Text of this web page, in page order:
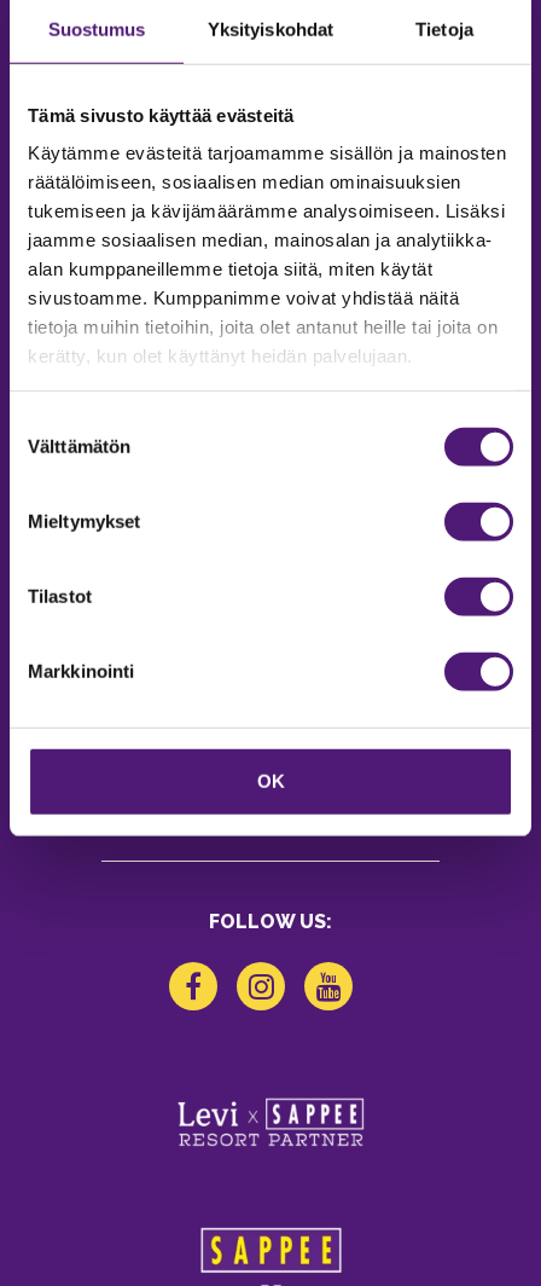
Suostumus Yksityiskohdat Tietoja
Tämä sivusto käyttää evästeitä
Käytämme evästeitä tarjoamamme sisällön ja mainosten
räätälöimiseen, sosiaalisen median ominaisuuksien
tukemiseen ja kävijämäärämme analysoimiseen. Lisäksi
jaamme sosiaalisen median, mainosalan ja analytiikka-
alan kumppaneillemme tietoja siitä, miten käytät
sivustoamme. Kumppanimme voivat yhdistää näitä
tietoja muihin tietoihin, joita olet antanut heille tai joita on
kerätty, kun olet käyttänyt heidän palvelujaan.
valinta
Välttämätön
Mieltymykset
Tilastot
Markkinointi
OK
ACCOMMODATION
Inquiries and reservations
Phone:+358207559975
Email:majoitus@sappee.fi
During the winter season weekdays
Online reservations webshop 24h
Privacy policy
FOLLOW US: